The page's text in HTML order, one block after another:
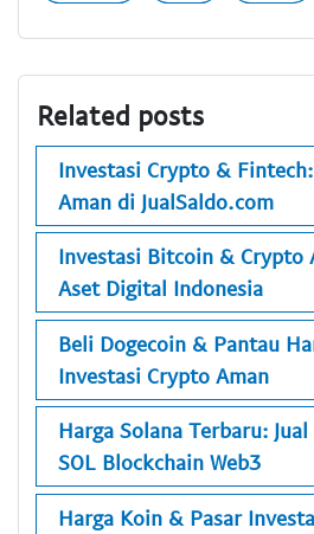
Related posts
Investasi Crypto &
Aman di JualSaldo.com
Investasi Bitcoin & Crypto
Aset Digital Indonesia
Beli Dogecoin & Pantau
Investasi Crypto Aman
Harga Solana Terbaru:
SOL Blockchain Web3
Harga Koin & Pasar